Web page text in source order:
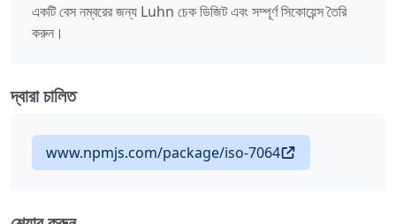
একটি বেস নম্বরের জন্য Luhn চেক ডিজিট এবং সম্পূর্ণ সিকোয়েন্স তৈরি
করুন।
দ্বারা চালিত
www.npmjs.com/package/iso-7064